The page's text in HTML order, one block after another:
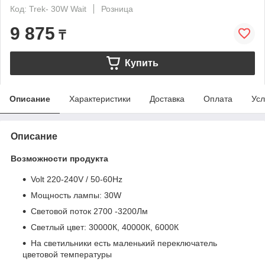
Код: Trek- 30W Wait
Розница
9 875 ₸
Купить
Описание Характеристики Доставка Оплата
Описание
Возможности продукта
Volt 220-240V / 50-60Hz
Мощность лампы: 30W
Световой поток 2700 -3200Лм
Светлый цвет: 30000К, 40000К, 6000К
На светильники есть маленький переключатель
цветовой температуры